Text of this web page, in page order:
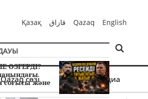
Қазақ قازاق Qazaq English
Qazaq сөзі Мультимедиа
ӨЗГЕРДІ?
соғысы және